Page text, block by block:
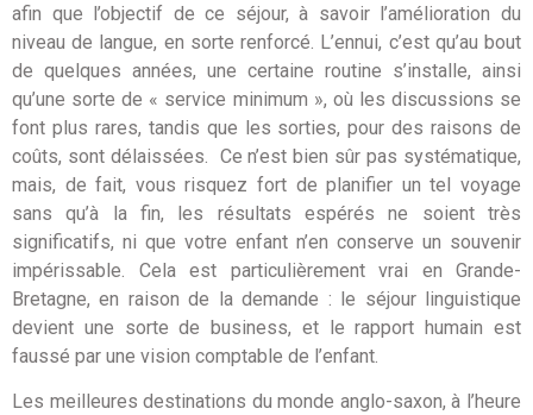
afin que l’objectif de ce séjour, à savoir l’amélioration du
niveau de langue, en sorte renforcé. L’ennui, c’est qu’au bout
de quelques années, une certaine routine s’installe, ainsi
qu’une sorte de « service minimum », où les discussions se
font plus rares, tandis que les sorties, pour des raisons de
coûts, sont délaissées. Ce n’est bien sûr pas systématique,
mais, de fait, vous risquez fort de planifier un tel voyage
sans qu’à la fin, les résultats espérés ne soient très
significatifs, ni que votre enfant n’en conserve un souvenir
impérissable. Cela est particulièrement vrai en Grande-
Bretagne, en raison de la demande : le séjour linguistique
devient une sorte de business, et le rapport humain est
faussé par une vision comptable de l’enfant.
Les meilleures destinations du monde anglo-saxon, à l’heure